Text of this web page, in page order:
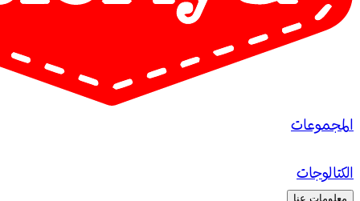
المجموعات
الكتالوجات
معلومات عنا